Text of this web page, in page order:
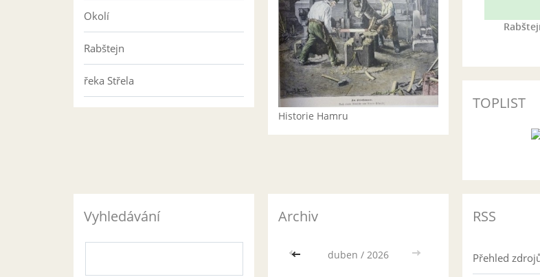
Okolí
Rabštejn
řeka Střela
Historie Hamru
TOPLIST
Vyhledávání Archiv
<< duben / 2026 >>
RSS
Přehled